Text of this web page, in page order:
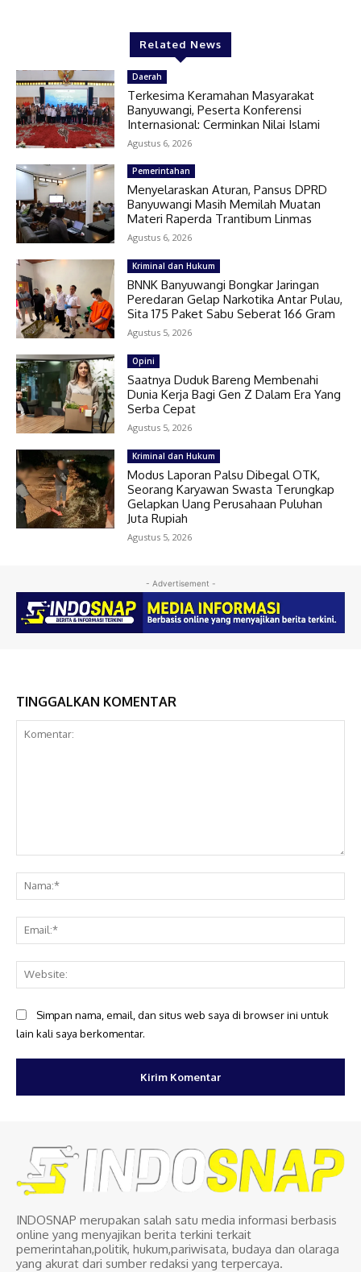
Related News
Daerah
Terkesima Keramahan Masyarakat
Banyuwangi, Peserta Konferensi
Internasional: Cerminkan Nilai Islami
Agustus 6, 2026
Pemerintahan
Menyelaraskan Aturan, Pansus DPRD
Banyuwangi Masih Memilah Muatan
Materi Raperda Trantibum Linmas
Agustus 6, 2026
Kriminal dan Hukum
BNNK Banyuwangi Bongkar Jaringan
Peredaran Gelap Narkotika Antar Pulau,
Sita 175 Paket Sabu Seberat 166 Gram
Agustus 5, 2026
Opini
Saatnya Duduk Bareng Membenahi
Dunia Kerja Bagi Gen Z Dalam Era Yang
Serba Cepat
Agustus 5, 2026
Kriminal dan Hukum
Modus Laporan Palsu Dibegal OTK,
Seorang Karyawan Swasta Terungkap
Gelapkan Uang Perusahaan Puluhan
Juta Rupiah
Agustus 5, 2026
- Advertisement -
TINGGALKAN KOMENTAR
Simpan nama, email, dan situs web saya di browser ini untuk
lain kali saya berkomentar.
INDOSNAP merupakan salah satu media informasi berbasis
online yang menyajikan berita terkini terkait
pemerintahan,politik, hukum,pariwisata, budaya dan olaraga
yang akurat dari sumber redaksi yang terpercaya.